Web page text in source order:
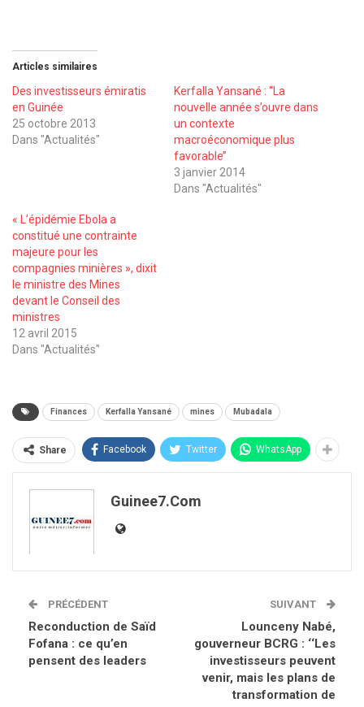
Articles similaires
Des investisseurs émiratis
en Guinée
25 octobre 2013
Dans "Actualités"
Kerfalla Yansané : ‘‘La
nouvelle année s’ouvre dans
un contexte
macroéconomique plus
favorable’’
3 janvier 2014
Dans "Actualités"
« L’épidémie Ebola a
constitué une contrainte
majeure pour les
compagnies minières », dixit
le ministre des Mines
devant le Conseil des
ministres
12 avril 2015
Dans "Actualités"
Finances Kerfalla Yansané mines Mubadala
Share Facebook Twitter WhatsApp
Guinee7.com
PRÉCÉDENT
Reconduction de Saïd
Fofana : ce qu’en
pensent des leaders
SUIVANT
Lounceny Nabé,
gouverneur BCRG : ‘‘Les
investisseurs peuvent
venir, mais les plans de
transformation de